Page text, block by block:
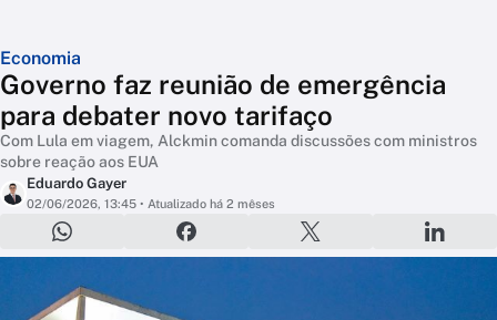
Economia
Governo faz reunião de emergência
para debater novo tarifaço
Com Lula em viagem, Alckmin comanda discussões com ministros
sobre reação aos EUA
Eduardo Gayer
02/06/2026, 13:45 • Atualizado há 2 mêses